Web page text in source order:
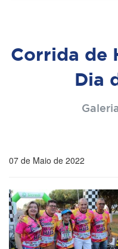
Corrida de
Dia
07 de Maio de 2022